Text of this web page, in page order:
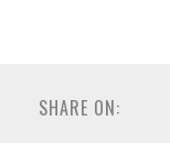
SHARE ON: